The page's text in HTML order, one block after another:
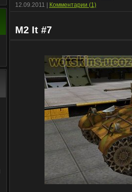
12.09.2011
Комментарии (1)
M2 It #7